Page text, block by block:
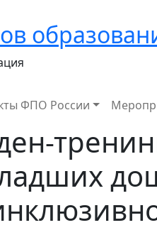
ФПО России